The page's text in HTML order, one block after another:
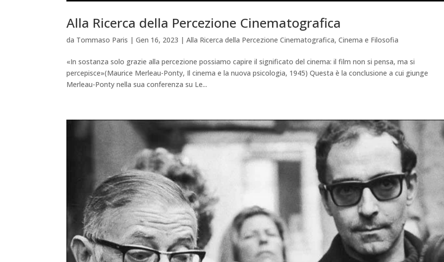
Alla Ricerca della Percezione Cinematografica
da Tommaso Paris |Gen 16, 2023 |Alla Ricerca della Percezione Cinematografica,Cinema e Filosofia
«In sostanza solo grazie alla percezione possiamo capire il significato del cinema: il film non si pensa, ma si
percepisce»(Maurice Merleau-Ponty, Il cinema e la nuova psicologia, 1945) Questa è la conclusione a cui giunge
Merleau-Ponty nella sua conferenza su Le...